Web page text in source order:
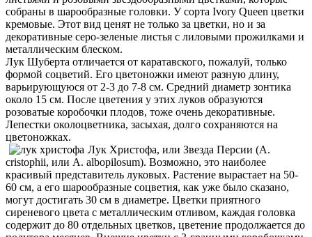
собраны в шарообразные головки. У сорта Ivory Queen цветки
кремовые. Этот вид ценят не только за цветки, но и за
декоративные серо-зеленые листья с лиловыми прожилками и
металлическим блеском.
Лук Шуберта отличается от каратавского, пожалуй, только
формой соцветий. Его цветоножки имеют разную длину,
варьирующуюся от 2-3 до 7-8 см. Средний диаметр зонтика
около 15 см. После цветения у этих луков образуются
розоватые коробочки плодов, тоже очень декоративные.
Лепестки околоцветника, засыхая, долго сохраняются на
цветоножках.
Лук Христофа, или Звезда Персии (A.
cristophii, или A. albopilosum). Возможно, это наиболее
красивый представитель луковых. Растение вырастает на 50-
60 см, а его шарообразные соцветия, как уже было сказано,
могут достигать 30 см в диаметре. Цветки приятного
сиреневого цвета с металлическим отливом, каждая головка
содержит до 80 отдельных цветков, цветение продолжается до